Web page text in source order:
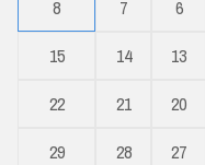
6
7
8
13
14
15
20
21
22
27
28
29